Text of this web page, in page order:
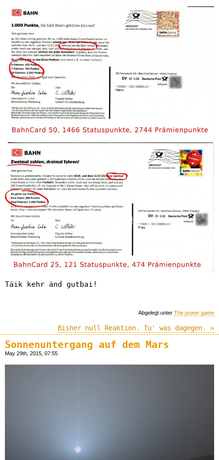
Täik kehr änd gutbai!
Abgelegt unter The power game
Bisher null Reaktion. Tu' was dagegen. »
Sonnenuntergang auf dem Mars
May 29th, 2015, 07:55